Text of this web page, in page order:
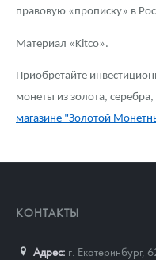
правовую «прописку» в
Материал «Kitco».
Приобретайте
монеты из золота,
магазине "Золотой
КОНТАКТЫ
Адрес: г. Екатеринбург,